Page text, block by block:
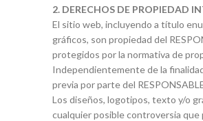
2. DERECHOS DE PROPIEDAD
El sitio web, incluyendo a título
gráficos, son propiedad del
protegidos por la normativa de
Independientemente de la
previa por parte del
Los diseños, logotipos, texto y/o
cualquier posible controversia que